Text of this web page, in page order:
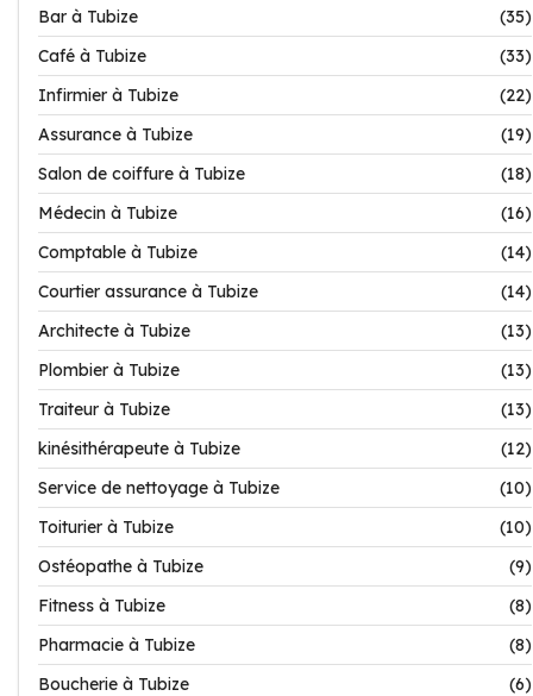
Bar à Tubize
(35)
Café à Tubize
(33)
Infirmier à Tubize
(22)
Assurance à Tubize
(19)
Salon de coiffure à Tubize
(18)
Médecin à Tubize
(16)
Comptable à Tubize
(14)
Courtier assurance à Tubize
(14)
Architecte à Tubize
(13)
Plombier à Tubize
(13)
Traiteur à Tubize
(13)
kinésithérapeute à Tubize
(12)
Service de nettoyage à Tubize
(10)
Toiturier à Tubize
(10)
Ostéopathe à Tubize
(9)
Fitness à Tubize
(8)
Pharmacie à Tubize
(8)
Boucherie à Tubize
(6)